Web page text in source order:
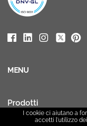
MENU
Prodotti
Chi siamo
I cookie ci aiutano a
accetti l'utilizzo